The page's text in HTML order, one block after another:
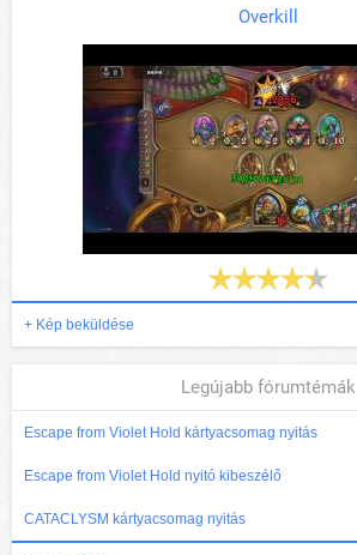
Overkill
+ Kép beküldése
Legújabb fórumtémák
Escape from Violet Hold kártyacsomag nyitás
Escape from Violet Hold nyitó kibeszélő
CATACLYSM kártyacsomag nyitás